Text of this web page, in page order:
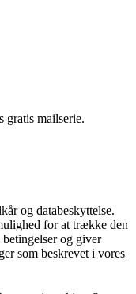
mailserie.
og databeskyttelse.
for at trække den
og giver
som beskrevet i vores